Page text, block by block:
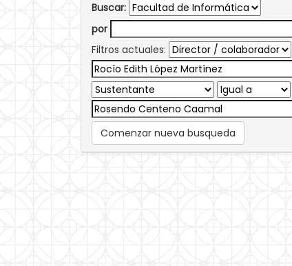
Buscar:
por
Filtros actuales:
Comenzar nueva busqueda